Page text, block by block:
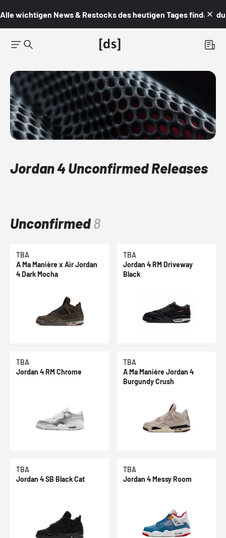
Alle wichtigen News & Restocks des heutigen Tages findest du
Jordan 4 Unconfirmed Releases
Unconfirmed8
TBA
A Ma Manière x Air Jordan
4 Dark Mocha
TBA
Jordan 4 RM Driveway
Black
TBA
Jordan 4 RM Chrome
TBA
A Ma Maniére Jordan 4
Burgundy Crush
TBA
Jordan 4 SB Black Cat
TBA
Jordan 4 Messy Room